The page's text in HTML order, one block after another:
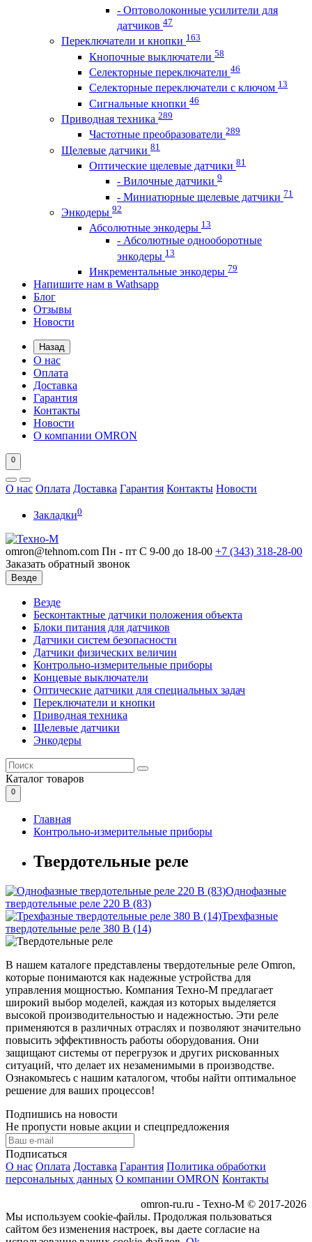
- Оптоволоконные усилители для
датчиков 47
Переключатели и кнопки 163
Кнопочные выключатели 58
Селекторные переключатели 46
Селекторные переключатели с ключом 13
Сигнальные кнопки 46
Приводная техника 289
Частотные преобразователи 289
Щелевые датчики 81
Оптические щелевые датчики 81
- Вилочные датчики 9
- Миниатюрные щелевые датчики 71
Энкодеры 92
Абсолютные энкодеры 13
- Абсолютные однооборотные
энкодеры 13
Инкрементальные энкодеры 79
Напишите нам в Wathsapp
Блог
Отзывы
Новости
Назад
О нас
Оплата
Доставка
Гарантия
Контакты
Новости
О компании OMRON
0
О нас Оплата Доставка Гарантия Контакты Новости
Закладки0
omron@tehnom.com Пн - пт С 9-00 до 18-00 +7 (343) 318-28-00
Заказать обратный звонок
Везде
Везде
Бесконтактные датчики положения объекта
Блоки питания для датчиков
Датчики систем безопасности
Датчики физических величин
Контрольно-измерительные приборы
Концевые выключатели
Оптические датчики для специальных задач
Переключатели и кнопки
Приводная техника
Щелевые датчики
Энкодеры
Каталог товаров
0
Главная
Контрольно-измерительные приборы
Твердотельные реле
Однофазные
твердотельные реле 220 В (83)
Трехфазные
твердотельные реле 380 В (14)
В нашем каталоге представлены твердотельные реле Omron,
которые понимаются как надежные устройства для
управления мощностью. Компания Техно-М предлагает
широкий выбор моделей, каждая из которых выделяется
высокой производительностью и надежностью. Эти реле
применяются в различных отраслях и позволяют значительно
повысить эффективность работы оборудования. Они
защищают системы от перегрузок и других рискованных
ситуаций, что делает их незаменимыми в производстве.
Ознакомьтесь с нашим каталогом, чтобы найти оптимальное
решение для ваших процессов!
Подпишись на новости
Не пропусти новые акции и спецпредложения
Подписаться
О нас Оплата Доставка Гарантия Политика обработки
персональных данных О компании OMRON Контакты
omron-ru.ru - Техно-М © 2017-2026
Мы используем cookie-файлы. Продолжая пользоваться
сайтом без изменения настроек, вы даете согласие на